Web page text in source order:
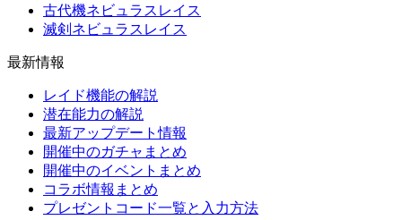
古代機ネビュラスレイス
滅剣ネビュラスレイス
最新情報
レイド機能の解説
潜在能力の解説
最新アップデート情報
開催中のガチャまとめ
開催中のイベントまとめ
コラボ情報まとめ
プレゼントコード一覧と入力方法